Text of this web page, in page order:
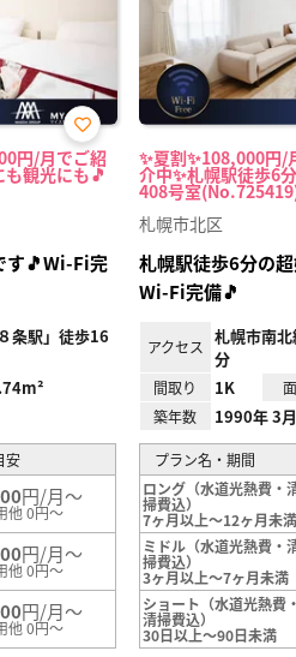
円/月でご紹
観光にも🎵
お気
に入
り登
す🎵Wi-Fi完
条駅」徒歩16
安
円/月～
他 0円～
円/月～
他 0円～
円/月～
他 0円～
✨夏割✨108,000円
介中✨札幌駅徒歩6
408号室
札幌市北区
札幌駅徒歩6分の
Wi-Fi完備🎵
アクセス
札幌市南
分
間取り 1K
築年数 1990年 3
プラン名・期間
ロング（水道光熱費・
掃費込）
7ヶ月以上～12ヶ月未満
ミドル（水道光熱費・
掃費込）
3ヶ月以上～7ヶ月未満
ショート（水道光熱費・
清掃費込）
30日以上～90日未満